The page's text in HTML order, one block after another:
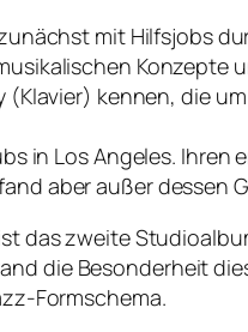
mit Hilfsjobs
Konzepte
(Klavier) kennen, die
in Los Angeles.
aber außer dessen
das zweite
die Besonderheit
Formschema.